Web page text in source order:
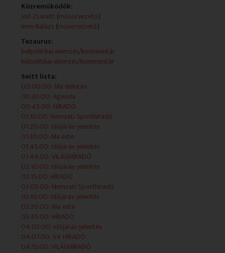
2026-04-29 17:45:00 Agenda
2026-04-29 18:00:00 HÍRADÓ
2026-04-29 18:25:00 Nemzeti Sporthíradó
2026-04-29 18:35:00 Időjárás-jelentés
2026-04-29 18:45:00 Ma este
Élő műsorblokk, amelyet a stúdióból vagy más
helyszínről politikai, gazdasági, kulturális szakmai
beszélgetések mellett híradók, magazinok és egyéb élő
kapcsolások egészítenek ki.
2026-04-29 19:00:00 Időjárás-jelentés
Közreműködők:
Joó Zsanett (műsorvezető)
Imre Balázs (műsorvezető)
Tezaurus:
belpolitikai elemzés/kommentár
külpolitikai elemzés/kommentár
Snitt lista:
00:00:00: Ma délután
00:30:00: Agenda
00:45:00: HÍRADÓ
01:10:00: Nemzeti Sporthíradó
01:20:00: Időjárás-jelentés
01:30:00: Ma este
01:45:00: Időjárás-jelentés
01:49:00: VILÁGHÍRADÓ
02:10:00: Időjárás-jelentés
02:15:00: HÍRADÓ
03:05:00: Nemzeti Sporthíradó
03:10:00: Időjárás-jelentés
03:20:00: Ma este
03:45:00: HÍRADÓ
04:05:00: Időjárás-jelentés
04:07:00: V4 HÍRADÓ
04:15:00: VILÁGHÍRADÓ